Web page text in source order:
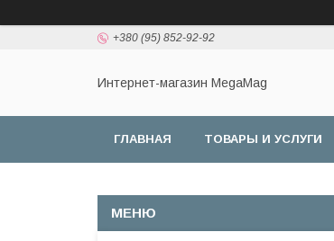
+380 (95) 852-92-92
Интернет-магазин MegaMag
ГЛАВНАЯ ТОВАРЫ И УСЛУГИ